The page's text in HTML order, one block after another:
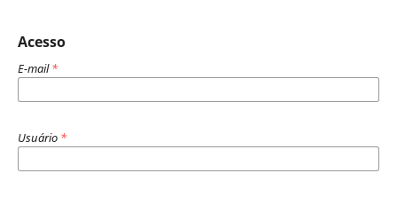
Acesso
E-mail*
Usuário *